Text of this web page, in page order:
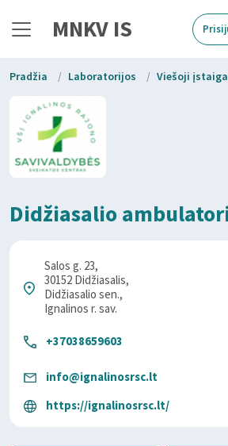
MNKV IS
Pradžia / Laboratorijos / Viešoji
Didžiasalio
Salos g. 23,
30152 Didžiasalis,
Didžiasalio sen.,
Ignalinos r. sav.
+37038659603
info@ignalinosrsc.lt
https://ignalinosrsc.lt/